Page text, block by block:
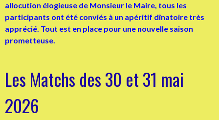
allocution élogieuse de Monsieur le Maire, tous les
participants ont été conviés à un apéritif dînatoire très
apprécié. Tout est en place pour une nouvelle saison
prometteuse.
Les Matchs des 30 et 31 mai
2026